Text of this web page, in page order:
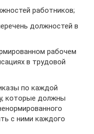
работников;
должностей в
рабочем
в трудовой
по каждой
которые должны
с ними каждого